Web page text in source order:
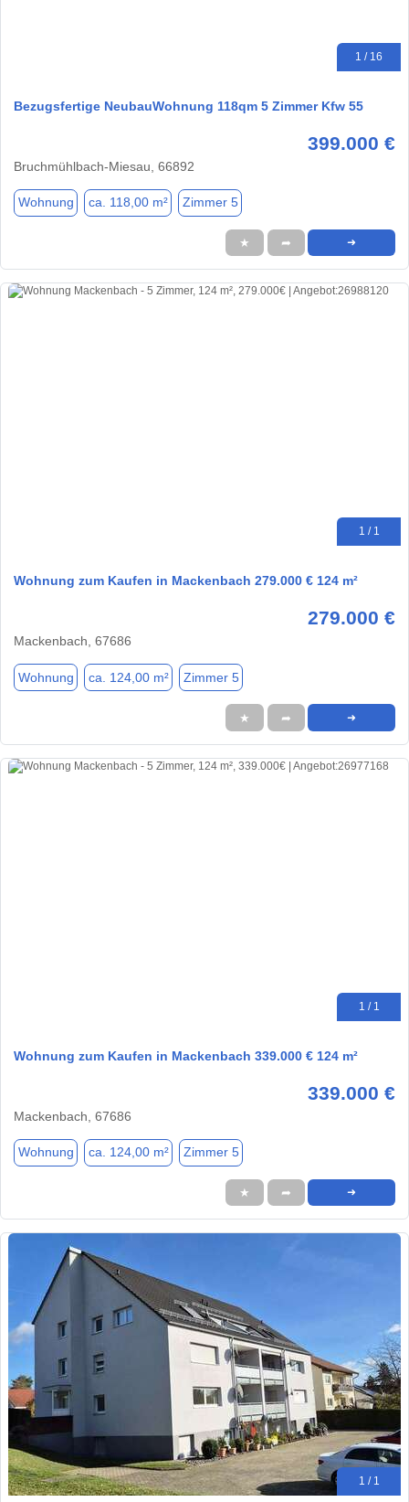
1 / 16
Bezugsfertige NeubauWohnung 118qm 5 Zimmer Kfw 55
399.000 €
Bruchmühlbach-Miesau, 66892
Wohnung ca. 118,00 m² Zimmer 5
★ ➦ ➜
1 / 1
Wohnung zum Kaufen in Mackenbach 279.000 € 124 m²
279.000 €
Mackenbach, 67686
Wohnung ca. 124,00 m² Zimmer 5
★ ➦ ➜
1 / 1
Wohnung zum Kaufen in Mackenbach 339.000 € 124 m²
339.000 €
Mackenbach, 67686
Wohnung ca. 124,00 m² Zimmer 5
★ ➦ ➜
1 / 1